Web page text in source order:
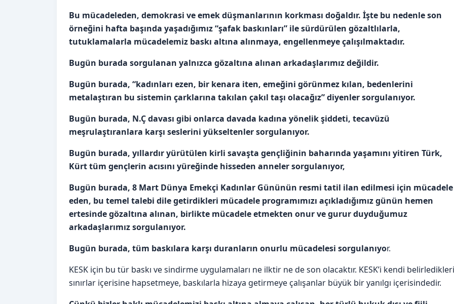
Bu mücadeleden, demokrasi ve emek düşmanlarının korkması doğaldır. İşte bu nedenle son
örneğini hafta başında yaşadığımız “şafak baskınları” ile sürdürülen gözaltlılarla,
tutuklamalarla mücadelemiz baskı altına alınmaya, engellenmeye çalışılmaktadır.
Bugün burada sorgulanan yalnızca gözaltına alınan arkadaşlarımız değildir.
Bugün burada, “kadınları ezen, bir kenara iten, emeğini görünmez kılan, bedenlerini
metalaştıran bu sistemin çarklarına takılan çakıl taşı olacağız” diyenler sorgulanıyor.
Bugün burada, N.Ç davası gibi onlarca davada kadına yönelik şiddeti, tecavüzü
meşrulaştıranlara karşı seslerini yükseltenler sorgulanıyor.
Bugün burada, yıllardır yürütülen kirli savaşta gençliğinin baharında yaşamını yitiren Türk,
Kürt tüm gençlerin acısını yüreğinde hisseden anneler sorgulanıyor,
Bugün burada, 8 Mart Dünya Emekçi Kadınlar Gününün resmi tatil ilan edilmesi için mücadele
eden, bu temel talebi dile getirdikleri mücadele programımızı açıkladığımız günün hemen
ertesinde gözaltına alınan, birlikte mücadele etmekten onur ve gurur duyduğumuz
arkadaşlarımız sorgulanıyor.
Bugün burada, tüm baskılara karşı duranların onurlu mücadelesi sorgulanıyor.
KESK için bu tür baskı ve sindirme uygulamaları ne ilktir ne de son olacaktır. KESK’i kendi belirledikleri
sınırlar içerisine hapsetmeye, baskılarla hizaya getirmeye çalışanlar büyük bir yanılgı içerisindedir.